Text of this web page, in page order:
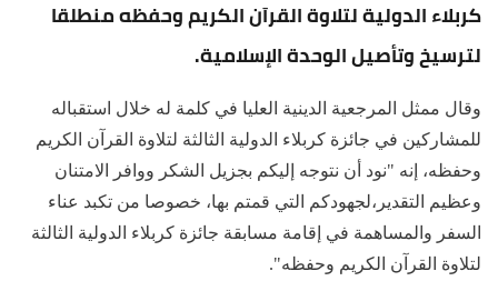
كربلاء الدولية لتلاوة القرآن الكريم وحفظه منطلقا
لترسيخ وتأصيل الوحدة الإسلامية.
وقال ممثل المرجعية الدينية العليا في كلمة له خلال استقباله
للمشاركين في جائزة كربلاء الدولية الثالثة لتلاوة القرآن الكريم
وحفظه، إنه "نود أن نتوجه إليكم بجزيل الشكر ووافر الامتنان
وعظيم التقدير،لجهودكم التي قمتم بها، خصوصا من تكبد عناء
السفر والمساهمة في إقامة مسابقة جائزة كربلاء الدولية الثالثة
لتلاوة القرآن الكريم وحفظه".